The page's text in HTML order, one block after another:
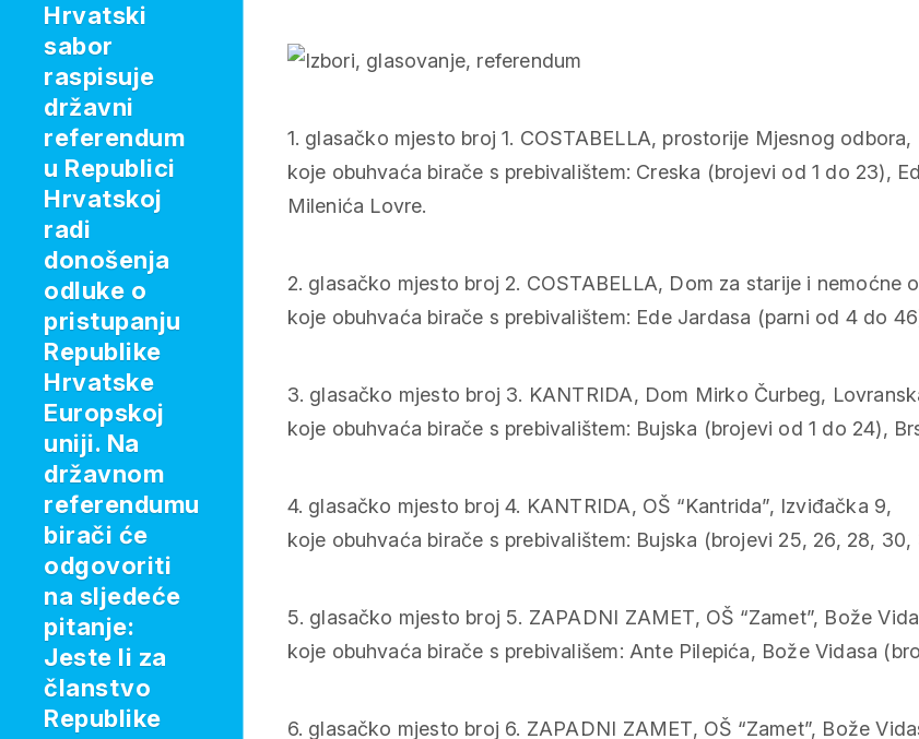
1. glasačko mjesto broj 1. COSTABELLA, prostorije Mjesnog
koje obuhvaća birače s prebivalištem: Creska (brojevi od 1 do 23),
Milenića Lovre.
2. glasačko mjesto broj 2. COSTABELLA, Dom za starije i
koje obuhvaća birače s prebivalištem: Ede Jardasa (parni od 4 do
3. glasačko mjesto broj 3. KANTRIDA, Dom Mirko Čurbeg,
koje obuhvaća birače s prebivalištem: Bujska (brojevi od 1 do 24),
4. glasačko mjesto broj 4. KANTRIDA, OŠ “Kantrida”, Izviđačka 9,
koje obuhvaća birače s prebivalištem: Bujska (brojevi 25, 26, 28,
5. glasačko mjesto broj 5. ZAPADNI ZAMET, OŠ “Zamet”, Bože
koje obuhvaća birače s prebivališem: Ante Pilepića, Bože Vidasa
6. glasačko mjesto broj 6. ZAPADNI ZAMET, OŠ “Zamet”, Bože
Hrvatski
sabor
raspisuje
državni
referendum
u Republici
Hrvatskoj
radi
donošenja
odluke o
pristupanju
Republike
Hrvatske
Europskoj
uniji. Na
državnom
referendumu
birači će
odgovoriti
na sljedeće
pitanje:
Jeste li za
članstvo
Republike